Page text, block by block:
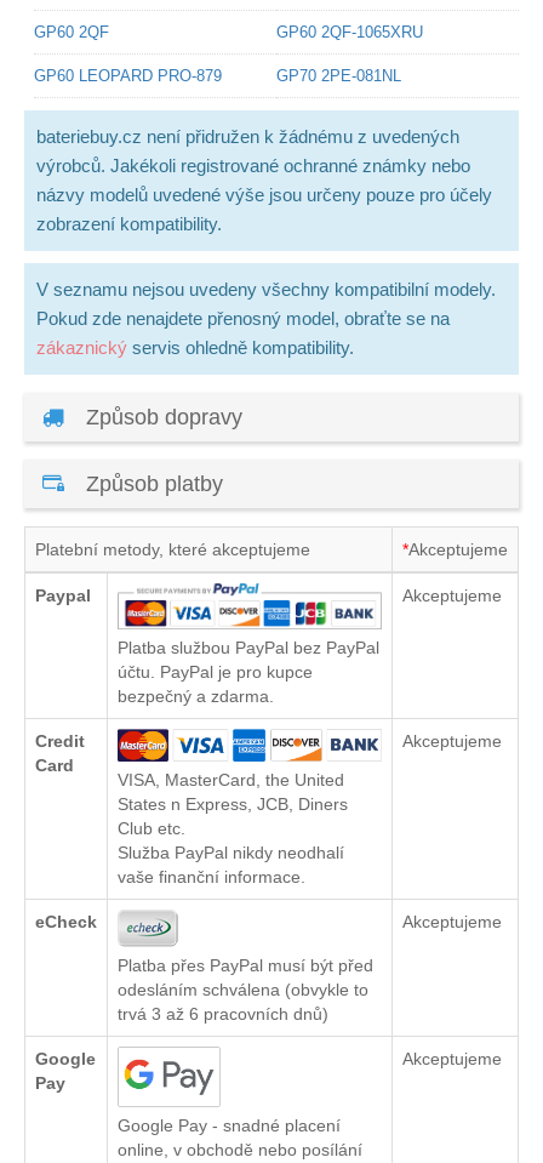
GP60 2QF GP60 2QF-1065XRU
GP60 LEOPARD PRO-879 GP70 2PE-081NL
bateriebuy.cz není přidružen k žádnému z uvedených
výrobců. Jakékoli registrované ochranné známky nebo
názvy modelů uvedené výše jsou určeny pouze pro účely
zobrazení kompatibility.
V seznamu nejsou uvedeny všechny kompatibilní modely.
Pokud zde nenajdete přenosný model, obraťte se na
zákaznický servis ohledně kompatibility.
Způsob dopravy
Způsob platby
Platební metody, které akceptujeme *Akceptujeme
Paypal
Platba službou PayPal bez PayPal
účtu. PayPal je pro kupce
bezpečný a zdarma.
Akceptujeme
Credit
Card
VISA, MasterCard, the United
States n Express, JCB, Diners
Club etc.
Služba PayPal nikdy neodhalí
vaše finanční informace.
Akceptujeme
eCheck
Platba přes PayPal musí být před
odesláním schválena (obvykle to
trvá 3 až 6 pracovních dnů)
Akceptujeme
Google
Pay
Google Pay - snadné placení
online, v obchodě nebo posílání
Akceptujeme